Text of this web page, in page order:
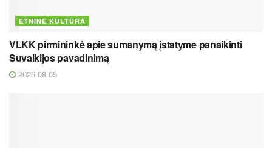
ETNINĖ KULTŪRA
VLKK pirmininkė apie sumanymą įstatyme panaikinti
Suvalkijos pavadinimą
2026 08 05